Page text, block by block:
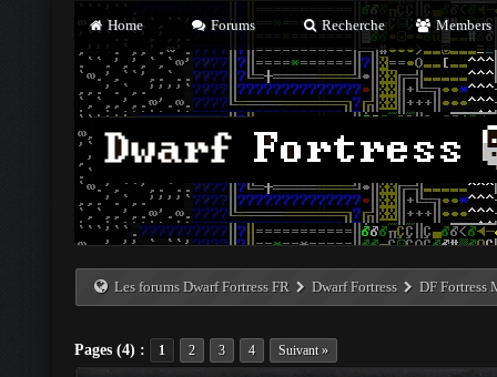
Home Forums Recherche Members
Les forums Dwarf Fortress FR Dwarf Fortress DF Fortress
Pages (4) : 1 2 3 4 Suivant »